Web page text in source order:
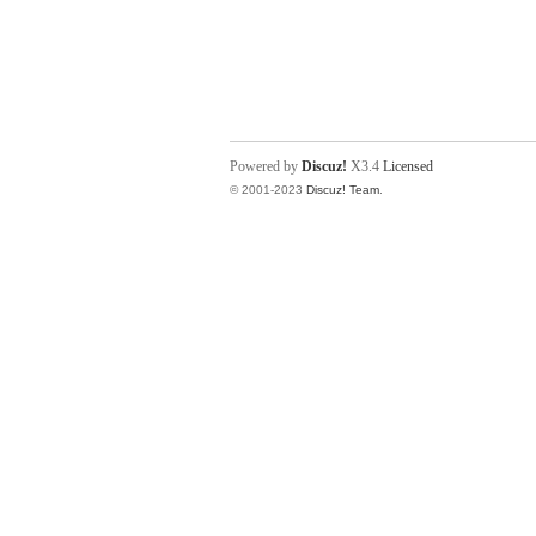
Powered by Discuz! X3.4 Licensed
© 2001-2023 Discuz! Team